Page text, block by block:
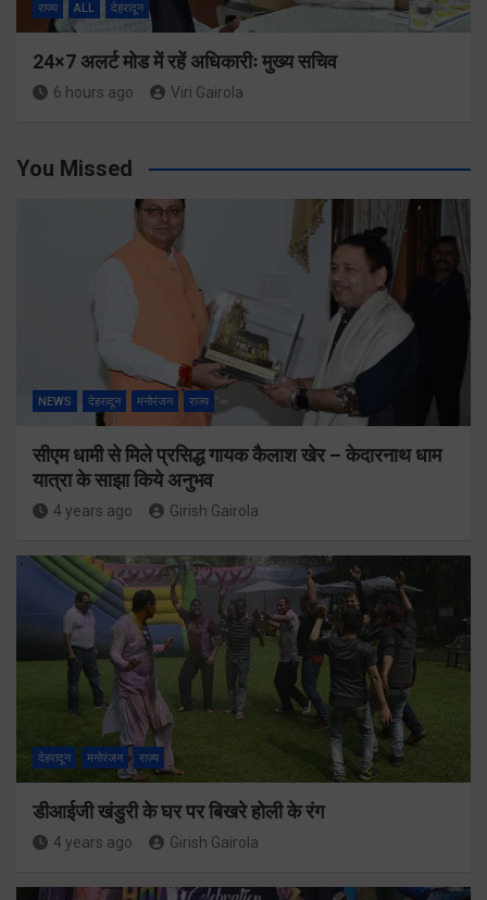
राज्य ALL देहरादून
24×7 अलर्ट मोड में रहें अधिकारीः मुख्य सचिव
6 hours ago Viri Gairola
You Missed
NEWS देहरादून मनोरंजन राज्य
सीएम धामी से मिले प्रसिद्ध गायक कैलाश खेर – केदारनाथ धाम
यात्रा के साझा किये अनुभव
4 years ago Girish Gairola
देहरादून मनोरंजन राज्य
डीआईजी खंडुरी के घर पर बिखरे होली के रंग
4 years ago Girish Gairola